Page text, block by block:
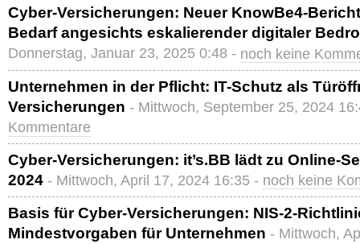
Cyber-Versicherungen: Neuer KnowBe4-
Bedarf angesichts eskalierender digitaler
Donnerstag, Januar 23, 2025 0:48 - noch keine
Unternehmen in der Pflicht: IT-Schutz als
Versicherungen - Mittwoch, September 25, 2024
Kommentare
Cyber-Versicherungen: it’s.BB lädt zu Online-
2024 - Mittwoch, April 17, 2024 16:35 - noch keine
Basis für Cyber-Versicherungen: NIS-2-
Mindestvorgaben für Unternehmen - Mittwoch,